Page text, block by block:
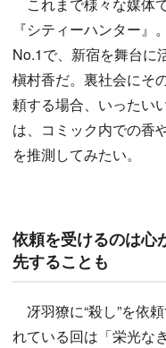
これまで様々な媒体
『シティーハンター
No.1で、新宿を舞台に
槇村香だ。裏社会にそ
頼する場合、いった
は、コミック内での香
を推測してみたい。
依頼を受けるのは
先することも
冴羽獠に“殺し”を依
れている回は「栄光な